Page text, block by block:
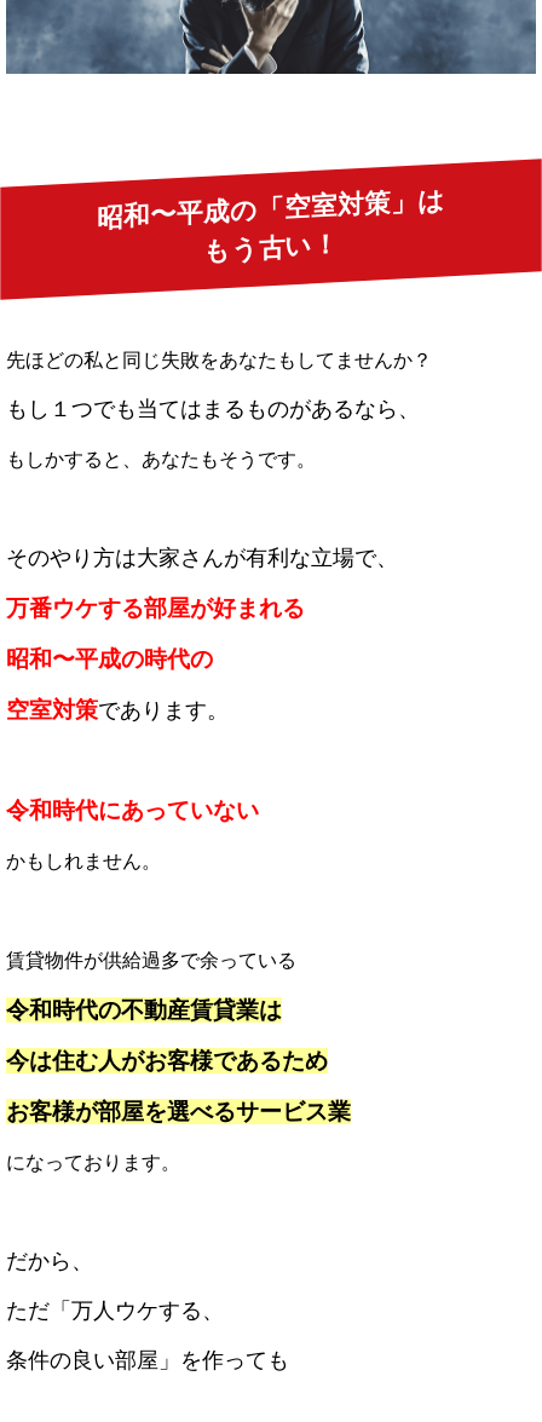
昭和〜平成の「空室対策」は
もう古い！
先ほどの私と同じ失敗をあなたもしてませんか？
もし１つでも当てはまるものがあるなら、
もしかすると、あなたもそうです。
そのやり方は大家さんが有利な立場で、
万番ウケする部屋が好まれる
昭和〜平成の時代の
空室対策であります。
令和時代にあっていない
かもしれません。
賃貸物件が供給過多で余っている
令和時代の不動産賃貸業は
今は住む人がお客様であるため
お客様が部屋を選べるサービス業
になっております。
だから、
ただ「万人ウケする、
条件の良い部屋」を作っても